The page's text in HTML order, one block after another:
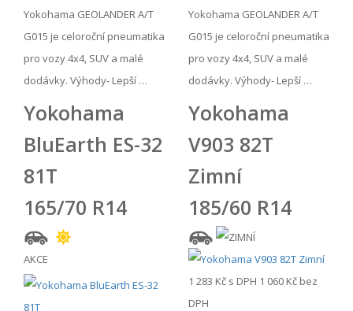
Yokohama GEOLANDER A/T
G015 je celoroční pneumatika
pro vozy 4x4, SUV a malé
dodávky. Výhody- Lepší …
Yokohama GEOLANDER A/T
G015 je celoroční pneumatika
pro vozy 4x4, SUV a malé
dodávky. Výhody- Lepší …
Yokohama
BluEarth ES-32
81T
165/70 R14
AKCE
Yokohama
V903 82T
Zimní
185/60 R14
1 283 Kč s DPH 1 060 Kč bez
DPH